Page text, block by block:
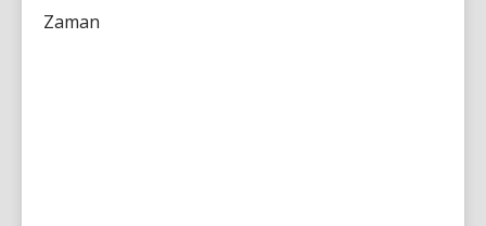
Zaman